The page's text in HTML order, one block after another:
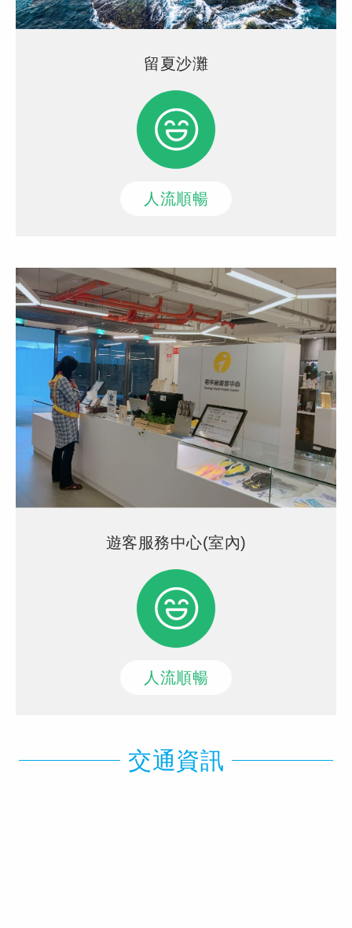
留夏沙灘
人流順暢
遊客服務中心(室內)
人流順暢
交通資訊